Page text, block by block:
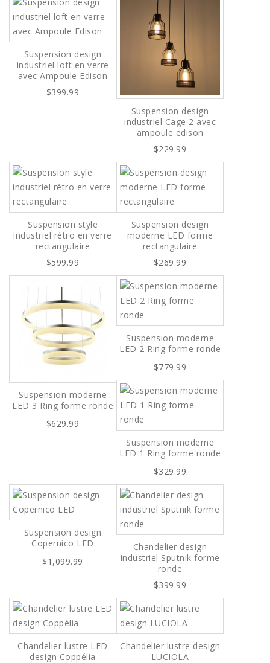
Suspension design
industriel loft en verre
avec Ampoule Edison
$399.99
Suspension design
industriel Cage 2 avec
ampoule edison
$229.99
Suspension style
industriel rétro en verre
rectangulaire
$599.99
Suspension design
moderne LED forme
rectangulaire
$269.99
Suspension moderne
LED 3 Ring forme ronde
$629.99
Suspension moderne
LED 2 Ring forme ronde
$779.99
Suspension moderne
LED 1 Ring forme ronde
$329.99
Suspension design
Copernico LED
$1,099.99
Chandelier design
industriel Sputnik forme
ronde
$399.99
Chandelier lustre LED
design Coppélia
Chandelier lustre design
LUCIOLA